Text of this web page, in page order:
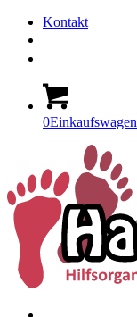
Kontakt
0Einkaufswagen